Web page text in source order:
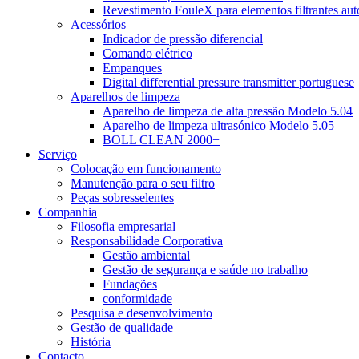
Revestimento FouleX para elementos filtrantes
Acessórios
Indicador de pressão diferencial
Comando elétrico
Empanques
Digital differential pressure transmitter portuguese
Aparelhos de limpeza
Aparelho de limpeza de alta pressão Modelo 5.04
Aparelho de limpeza ultrasónico Modelo 5.05
BOLL CLEAN 2000+
Serviço
Colocação em funcionamento
Manutenção para o seu filtro
Peças sobresselentes
Companhia
Filosofia empresarial
Responsabilidade Corporativa
Gestão ambiental
Gestão de segurança e saúde no trabalho
Fundações
conformidade
Pesquisa e desenvolvimento
Gestão de qualidade
História